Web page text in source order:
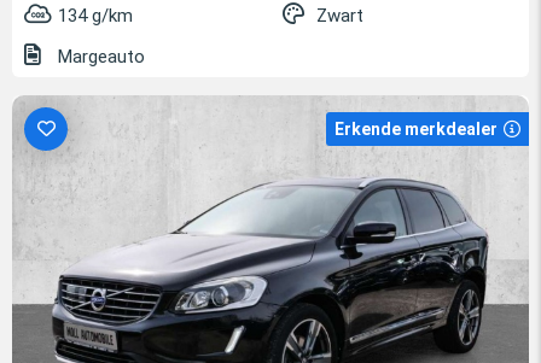
134 g/km
Zwart
Margeauto
Erkende merkdealer